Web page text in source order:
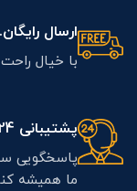
ارسال رایگان.
با خیال
پشتیبانی 7/24.
پاسخگویی
ما همیشه